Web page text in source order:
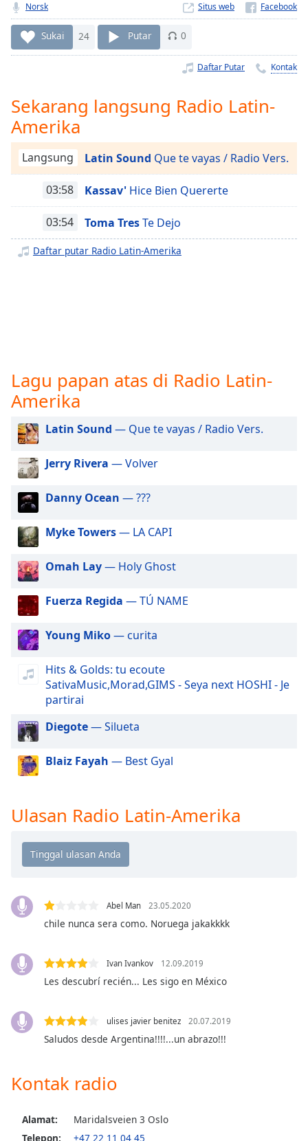
Chapters
Chapters
descriptions
selected
Subtitles
subtitles
opens
settings
Picture-
in-
Picture
Fullscreen
This
modal
Beginning
dialog
window.
Escape
cancel
close
window.
Opacity
Background
Color
Opacity
Caption
Area
Font
Text
Style
Norsk Situs web
Sukai 24 Putar 0
Daftar Putar Kontak
Sekarang langsung Radio Latin-
Amerika
Langsung Latin Sound Que te vayas / Radio Vers.
03:58 Kassav' Hice Bien Quererte
03:54 Toma TresTe Dejo
Daftar putar Radio Latin-Amerika
Lagu papan atas di Radio Latin-
Amerika
Latin Sound — Que te vayas / Radio Vers.
Jerry Rivera — Volver
Danny Ocean — ???
Myke Towers— LA CAPI
Omah Lay— Holy Ghost
Fuerza Regida — TÚ NAME
Young Miko— curita
Hits & Golds: tu ecoute
SativaMusic,Morad,GIMS - Seya next HOSHI - Je
partirai
Diegote— Silueta
Blaiz Fayah — Best Gyal
Ulasan Radio Latin-Amerika
Abel Man 23.05.2020
chile nunca sera como. Noruega jakakkkk
Ivan Ivankov 12.09.2019
Les descubrí recién... Les sigo en México
ulises javier benitez 20.07.2019
Saludos desde Argentina!!!!...un abrazo!!!
Kontak radio
Alamat:
Maridalsveien 3 Oslo
Telepon:
+47 22 11 04 45